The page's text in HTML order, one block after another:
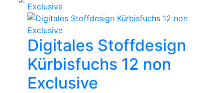
Digitales Stoffdesign
Kürbisfuchs 12 non
Exclusive